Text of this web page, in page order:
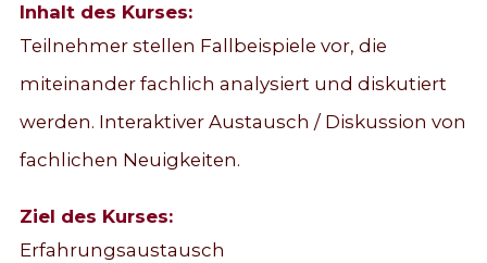
Inhalt des Kurses:
Teilnehmer stellen Fallbeispiele vor, die
miteinander fachlich analysiert und diskutiert
werden. Interaktiver Austausch / Diskussion von
fachlichen Neuigkeiten.
Ziel des Kurses:
Erfahrungsaustausch